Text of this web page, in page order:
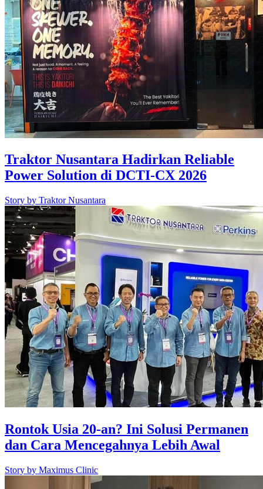
Traktor Nusantara Hadirkan Reliable
Power Solution di DCTI-CX 2026
Story by Traktor Nusantara
Rontok Usia 20-an? Ini Solusi Permanen
dan Cara Mencegahnya Lebih Awal
Story by Maximus Clinic